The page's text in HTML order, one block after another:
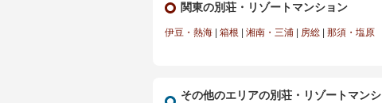
関東の別荘・リゾートマンション
伊豆・熱海 箱根 湘南・三浦 房総 那須・塩原
その他のエリアの別荘・リゾートマンシ